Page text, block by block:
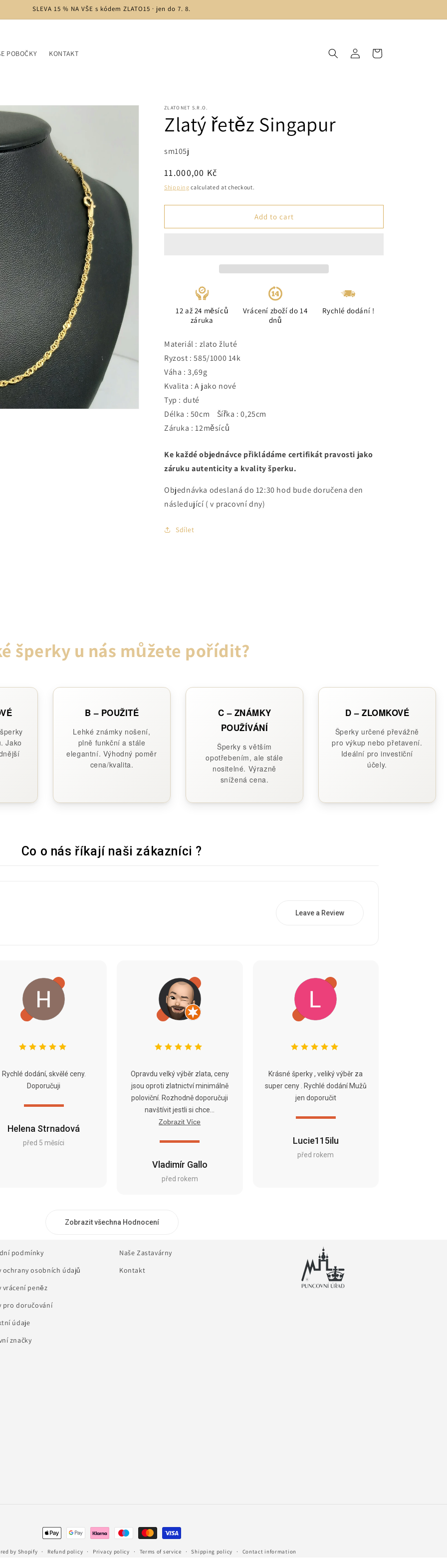
SLEVA 15 % NA VŠE s kódem ZLATO15 · jen do 7. 8.
POBOČKY KONTAKT
in
Cart
ZLATONET S.R.O.
Zlatý řetěz Singapur
SKU:
sm105j
Regular
price
11.000,00 Kč
Shipping calculated at checkout.
Add to cart
12 až 24 měsíců
záruka
Vrácení zboží do 14
dnů
Rychlé dodání !
Materiál : zlato žluté
Ryzost : 585/1000 14k
Váha : 3,69g
Kvalita : A jako nové
Typ : duté
Délka : 50cm Šířka : 0,25cm
Záruka : 12měsíců
Ke každé objednávce přikládáme certifikát pravosti jako
záruku autenticity a kvality šperku.
Objednávka odeslaná do 12:30 hod bude doručena den
následující ( v pracovní dny)
Sdílet
šperky u nás můžete pořídit?
Jako
B – POUŽITÉ
Lehké známky nošení,
plně funkční a stále
elegantní. Výhodný poměr
cena/kvalita.
C – ZNÁMKY
POUŽÍVÁNÍ
Šperky s větším
opotřebením, ale stále
nositelné. Výrazně
snížená cena.
D – ZLOMKOVÉ
Šperky určené převážně
pro výkup nebo přetavení.
Ideální pro investiční
účely.
Co o nás říkají naši zákazníci ?
Leave a Review
Helena Strnadová
před 5 měsíci
Rychlé dodání, skvělé ceny.
Doporučuji
Vladimír Gallo
před rokem
Opravdu velký výběr zlata, ceny
jsou oproti zlatnictví minimálně
poloviční. Rozhodně doporučuji
navštívit jestli si chce...
Zobrazit Více
Lucie115ilu
před rokem
Krásné šperky , veliký výběr za
super ceny . Rychlé dodání Mužů
jen doporučit
Zobrazit všechna Hodnocení
podmínky
ochrany osobních údajů
vrácení peněz
pro doručování
údaje
značky
Naše Zastavárny
Kontakt
Payment
methods
by Shopify Refund policy Privacy policy Terms of service Shipping policy Contact information